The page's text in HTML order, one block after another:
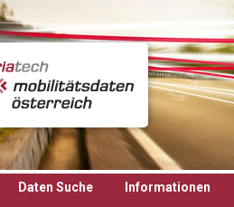
Daten Suche Informationen